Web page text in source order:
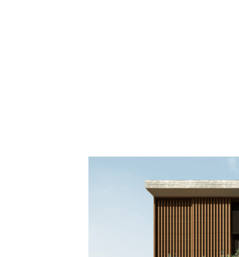
Click here